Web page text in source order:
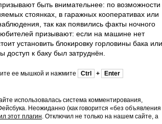
быть внимательнее: по возможности
стоянках, в гаражных кооперативах или
так как появились факты ночного
призывают: если на машине нет
установить блокировку горловины бака или
доступ к баку был затруднён.
ее мышкой и нажмите Ctrl + Enter
использовалась система комментирования,
Неожиданно (как говорится «без объявления
этот плагин. Отключил не только на нашем сайте, а